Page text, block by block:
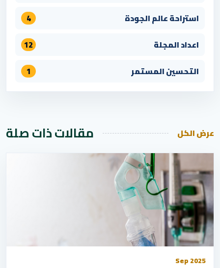
استراحة عالم الجودة
4
اعداد المجلة
12
التحسين المستمر
1
عرض الكل مقالات ذات صلة
Sep 2025